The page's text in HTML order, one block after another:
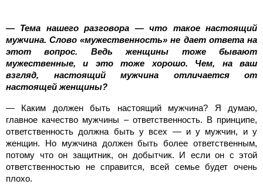
— Тема нашего разговора — что такое настоящий
мужчина. Слово «мужественность» не дает ответа на
этот вопрос. Ведь женщины тоже бывают
мужественные, и это тоже хорошо. Чем, на ваш
взгляд, настоящий мужчина отличается от
настоящей женщины?
— Каким должен быть настоящий мужчина? Я думаю,
главное качество мужчины – ответственность. В принципе,
ответственность должна быть у всех — и у мужчин, и у
женщин. Но мужчина должен быть более ответственным,
потому что он защитник, он добытчик. И если он с этой
ответственностью не справится, всей семье будет очень
плохо.